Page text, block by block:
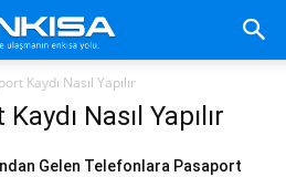
Kaydı Nasıl Yapılır
Nasıl Yapılır
Gelen Telefonlara Pasaport